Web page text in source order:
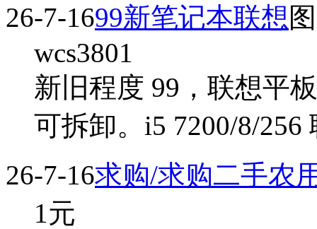
26-7-1699新笔记本联想图
wcs3801
新旧程度 99，联想平
可拆卸。i5 7200/8/256
26-7-16求购/求购二手农
1元